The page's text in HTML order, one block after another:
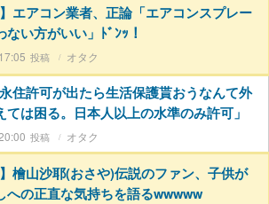
】エアコン業者、正論「エアコンスプレー
ない方がいい」ﾄﾞﾝｯ！
オタク
住許可が出たら生活保護貰おうなんて外
ては困る。日本人以上の水準のみ許可」
オタク
】檜山沙耶(おさや)伝説のファン、子供が
への正直な気持ちを語るwwwww